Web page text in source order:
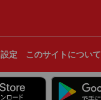
設定 このサイトについて